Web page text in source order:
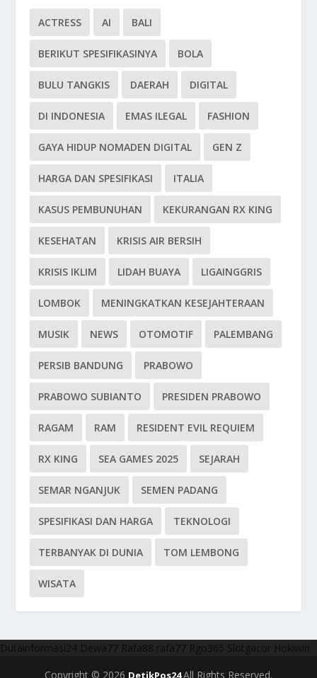
ACTRESS AI BALI
BERIKUT SPESIFIKASINYA BOLA
BULU TANGKIS DAERAH DIGITAL
DI INDONESIA EMAS ILEGAL FASHION
GAYA HIDUP NOMADEN DIGITAL GEN Z
HARGA DAN SPESIFIKASI ITALIA
KASUS PEMBUNUHAN KEKURANGAN RX KING
KESEHATAN KRISIS AIR BERSIH
KRISIS IKLIM LIDAH BUAYA LIGAINGGRIS
LOMBOK MENINGKATKAN KESEJAHTERAAN
MUSIK NEWS OTOMOTIF PALEMBANG
PERSIB BANDUNG PRABOWO
PRABOWO SUBIANTO PRESIDEN PRABOWO
RAGAM RAM RESIDENT EVIL REQUIEM
RX KING SEA GAMES 2025 SEJARAH
SEMAR NGANJUK SEMEN PADANG
SPESIFIKASI DAN HARGA TEKNOLOGI
TERBANYAK DI DUNIA TOM LEMBONG
WISATA
Dutainformasi24 Dewa77 Rafa88 rafa77 Rgo365 Slotgacor Hokiwin
Copyright © 2026 DetikPos24All Rights Reserved.